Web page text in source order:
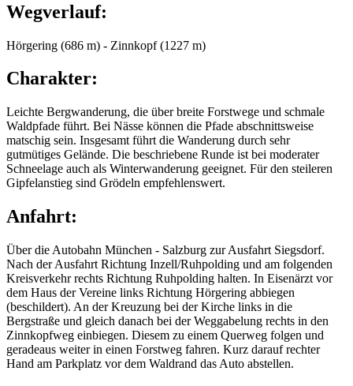
Wegverlauf:
Hörgering (686 m) - Zinnkopf (1227 m)
Charakter:
Leichte Bergwanderung, die über breite Forstwege und schmale
Waldpfade führt. Bei Nässe können die Pfade abschnittsweise
matschig sein. Insgesamt führt die Wanderung durch sehr
gutmütiges Gelände. Die beschriebene Runde ist bei moderater
Schneelage auch als Winterwanderung geeignet. Für den steileren
Gipfelanstieg sind Grödeln empfehlenswert.
Anfahrt:
Über die Autobahn München - Salzburg zur Ausfahrt Siegsdorf.
Nach der Ausfahrt Richtung Inzell/Ruhpolding und am folgenden
Kreisverkehr rechts Richtung Ruhpolding halten. In Eisenärzt vor
dem Haus der Vereine links Richtung Hörgering abbiegen
(beschildert). An der Kreuzung bei der Kirche links in die
Bergstraße und gleich danach bei der Weggabelung rechts in den
Zinnkopfweg einbiegen. Diesem zu einem Querweg folgen und
geradeaus weiter in einen Forstweg fahren. Kurz darauf rechter
Hand am Parkplatz vor dem Waldrand das Auto abstellen.